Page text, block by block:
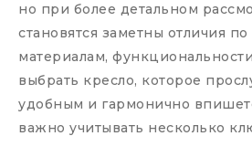
но при более детальном
становятся заметны отличия
материалам,
выбрать кресло, которое
удобным и гармонично
важно учитывать несколько